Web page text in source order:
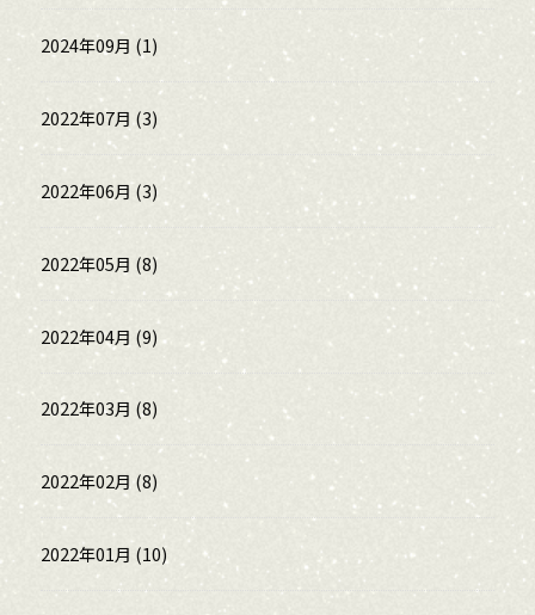
2024年09月 (1)
2022年07月 (3)
2022年06月 (3)
2022年05月 (8)
2022年04月 (9)
2022年03月 (8)
2022年02月 (8)
2022年01月 (10)